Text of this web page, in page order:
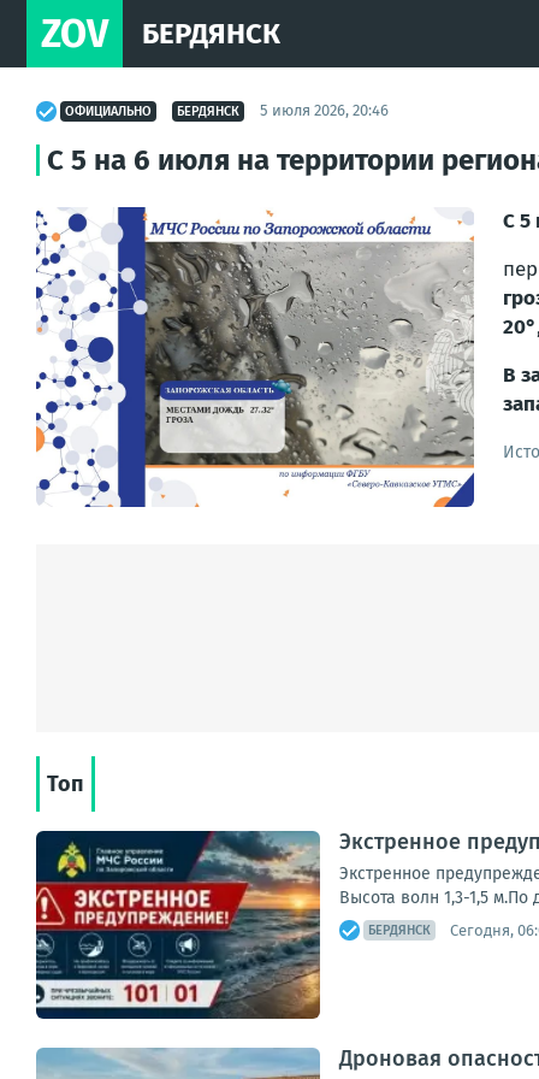
ZOV БЕРДЯНСК
ОФИЦИАЛЬНО БЕРДЯНСК 5 июля 2026, 20:46
С 5 на 6 июля на территории
С 5
20°
В
Топ
Экстренное
Экстренное
Высота волн 1,3-1,5
БЕРДЯНСК Сегодня,
Дроновая